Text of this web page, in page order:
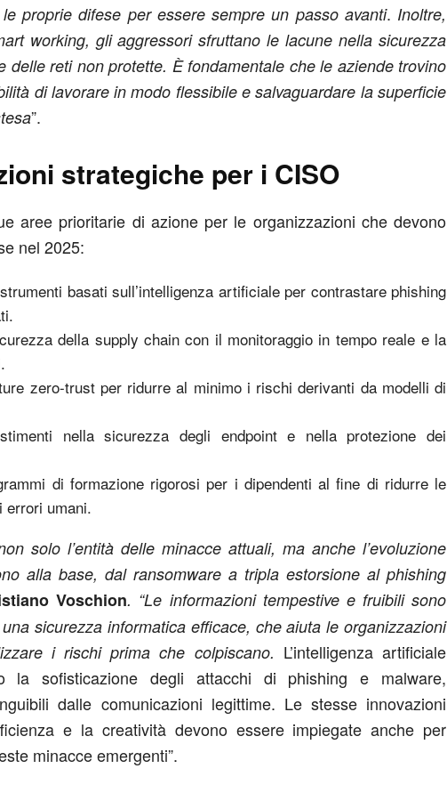
proprie difese per essere sempre un passo avanti. Inoltre,
working, gli aggressori sfruttano le lacune nella sicurezza
delle reti non protette. È fondamentale che le aziende trovino
di lavorare in modo flessibile e salvaguardare la superficie
”.
strategiche per i CISO
aree prioritarie di azione per le organizzazioni che devono
nel 2025:
basati sull’intelligenza artificiale per contrastare phishing
della supply chain con il monitoraggio in tempo reale e la
zero-trust per ridurre al minimo i rischi derivanti da modelli di
nella sicurezza degli endpoint e nella protezione dei
di formazione rigorosi per i dipendenti al fine di ridurre le
errori umani.
solo l’entità delle minacce attuali, ma anche l’evoluzione
alla base, dal ransomware a tripla estorsione al phishing
Voschion. “Le informazioni tempestive e fruibili sono
sicurezza informatica efficace, che aiuta le organizzazioni
i rischi prima che colpiscano. L’intelligenza artificiale
la sofisticazione degli attacchi di phishing e malware,
dalle comunicazioni legittime. Le stesse innovazioni
e la creatività devono essere impiegate anche per
minacce emergenti”.